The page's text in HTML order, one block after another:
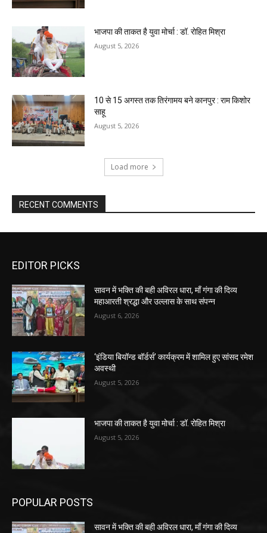
भाजपा की ताकत है युवा मोर्चा : डॉ. रोहित मिश्रा
August 5, 2026
10 से 15 अगस्त तक तिरंगामय बने कानपुर : राम किशोर
साहू
August 5, 2026
Load more
RECENT COMMENTS
EDITOR PICKS
सावन में भक्ति की बही अविरल धारा, माँ गंगा की दिव्य
महाआरती श्रद्धा और उल्लास के साथ संपन्न
August 6, 2026
‘इंडिया बियॉन्ड बॉर्डर्स’ कार्यक्रम में शामिल हुए सांसद रमेश
अवस्थी
August 5, 2026
भाजपा की ताकत है युवा मोर्चा : डॉ. रोहित मिश्रा
August 5, 2026
POPULAR POSTS
सावन में भक्ति की बही अविरल धारा, माँ गंगा की दिव्य